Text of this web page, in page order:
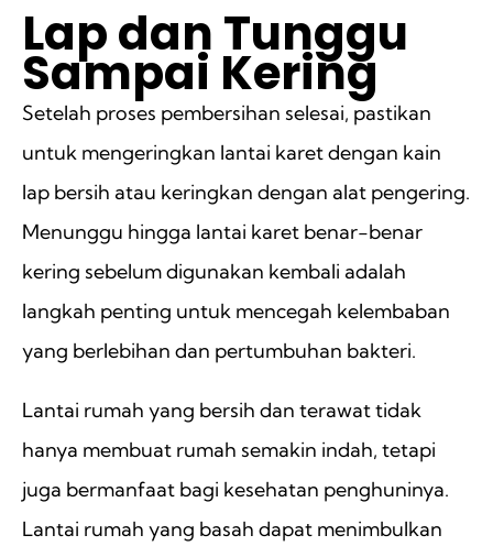
Lap dan Tunggu
Sampai Kering
Setelah proses pembersihan selesai, pastikan
untuk mengeringkan lantai karet dengan kain
lap bersih atau keringkan dengan alat pengering.
Menunggu hingga lantai karet benar-benar
kering sebelum digunakan kembali adalah
langkah penting untuk mencegah kelembaban
yang berlebihan dan pertumbuhan bakteri.
Lantai rumah yang bersih dan terawat tidak
hanya membuat rumah semakin indah, tetapi
juga bermanfaat bagi kesehatan penghuninya.
Lantai rumah yang basah dapat menimbulkan